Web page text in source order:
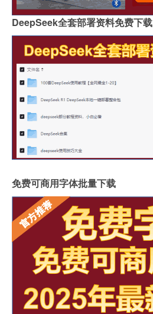
DeepSeek全套部署资料免费下载
免费可商用字体批量下载